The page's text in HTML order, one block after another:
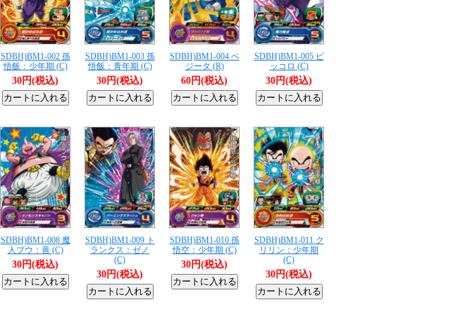
SDBH)BM1-002 孫
悟飯：少年期 (C)
30円(税込)
SDBH)BM1-003 孫
悟飯：青年期 (C)
30円(税込)
SDBH)BM1-004 ベ
ジータ (R)
60円(税込)
SDBH)BM1-005 ピ
ッコロ (C)
30円(税込)
SDBH)BM1-008 魔
人ブウ：善 (C)
30円(税込)
SDBH)BM1-009 ト
ランクス：ゼノ
(C)
30円(税込)
SDBH)BM1-010 孫
悟空：少年期 (C)
30円(税込)
SDBH)BM1-011 ク
リリン：少年期
(C)
30円(税込)